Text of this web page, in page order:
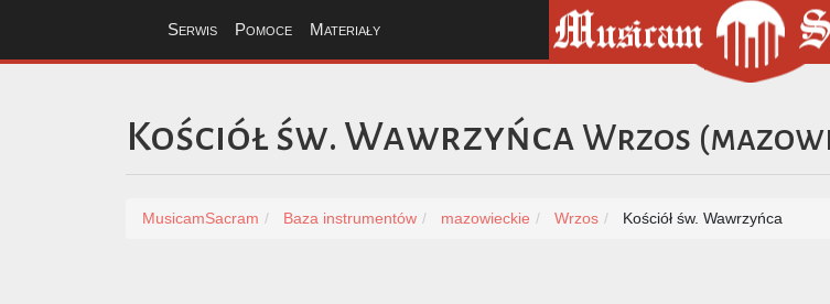
Serwis Pomoce Materiały
Kościół św. Wawrzyńca Wrzos (
MusicamSacram Baza instrumentów mazowieckie Wrzos Kościół św. Wawrzyńca